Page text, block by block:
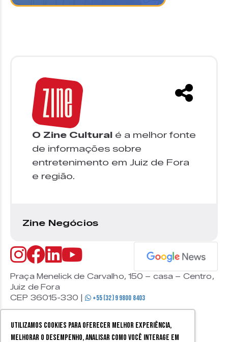
Utilizamos cookies para oferecer melhor experiência,
melhorar o desempenho, analisar como você interage em
O Zine Cultural é a melhor fonte
de informações sobre
entretenimento em Juiz de Fora
e região.
Zine Negócios
Praça Menelick de Carvalho, 150 – casa – Centro,
Juiz de Fora
CEP 36015-330 |
+55 (32) 9 9800 8403